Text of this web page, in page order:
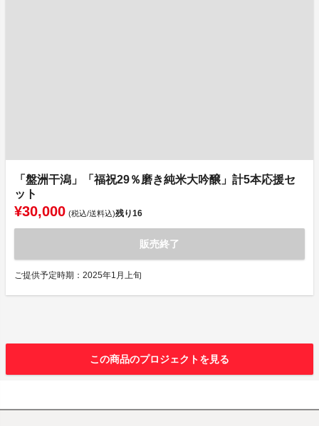
「盤洲干潟」「福祝29％磨き純米大吟醸」計5本応援セ
ット
¥30,000 (税込/送料込)残り16
販売終了
ご提供予定時期：2025年1月上旬
この商品のプロジェクトを見る